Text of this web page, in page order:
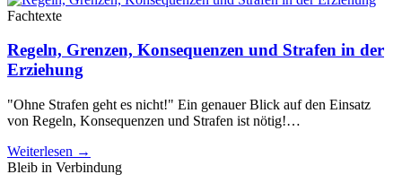
Fachtexte
Regeln, Grenzen, Konsequenzen und Strafen in der
Erziehung
"Ohne Strafen geht es nicht!" Ein genauer Blick auf den Einsatz
von Regeln, Konsequenzen und Strafen ist nötig!…
Weiterlesen →
Bleib in Verbindung